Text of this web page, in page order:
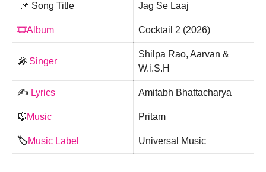
📌 Song Title Jag Se Laaj
🎞️Album Cocktail 2 (2026)
🎤 Singer
Shilpa Rao, Aarvan &
W.i.S.H
✍️ Lyrics Amitabh Bhattacharya
🎼Music Pritam
🏷️Music Label Universal Music